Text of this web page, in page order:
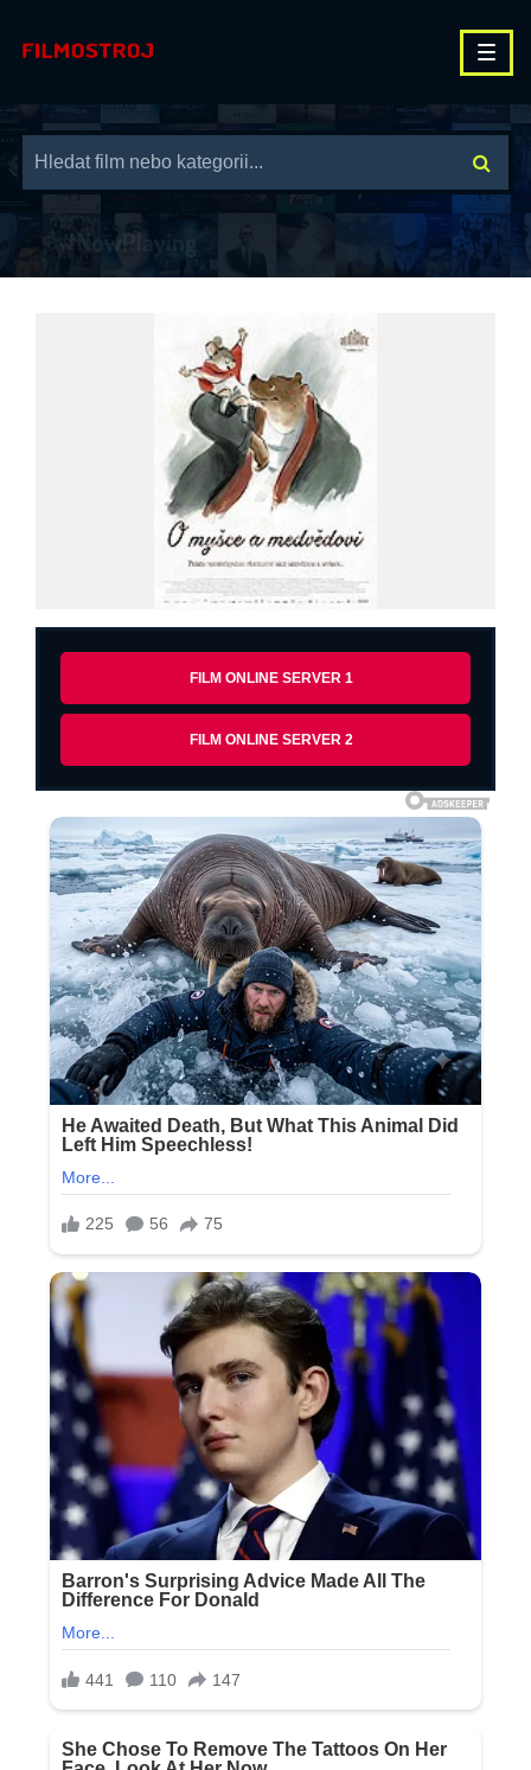
FILM ONLINE SERVER 1
FILM ONLINE SERVER 2